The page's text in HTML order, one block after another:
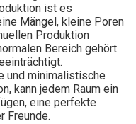
ist es
Mängel, kleine Poren
Produktion
Bereich gehört
und minimalistische
kann jedem Raum ein
eine perfekte
Freunde.